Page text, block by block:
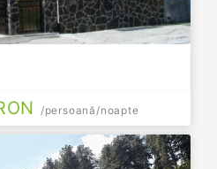
/persoană/noapte